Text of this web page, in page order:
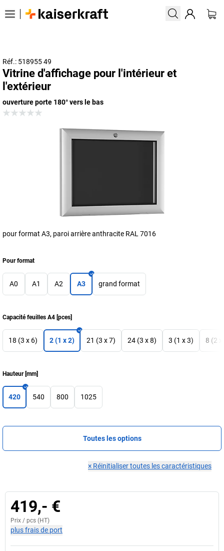
Réf.: 518955 49
Vitrine d'affichage pour l'intérieur et
l'extérieur
ouverture porte 180° vers le bas
pour format A3, paroi arrière anthracite RAL 7016
Pour format
A0 A1 A2 A3 grand format
Capacité feuilles A4 [pces]
18 (3 x 6) 2 (1 x 2) 21 (3 x 7) 24 (3 x 8) 3 (1 x 3) 8 (2
Hauteur[mm]
420 540 800 1025
Toutes les options
× Réinitialiser toutes les caractéristiques
419,- €
Prix / pcs (HT)
plus frais de port